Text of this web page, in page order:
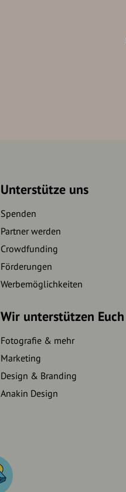
Unterstütze uns
Spenden
Partner werden
Crowdfunding
Förderungen
Werbemöglichkeiten
Wir unterstützen Euch
Fotografie & mehr
Marketing
Design & Branding
Anakin Design